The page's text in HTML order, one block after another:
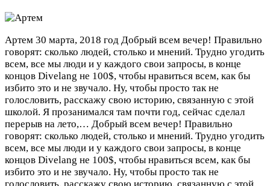
Артем 30 марта, 2018 год Добрый всем вечер! Правильно
говорят: сколько людей, столько и мнений. Трудно угодить
всем, все мы люди и у каждого свои запросы, в конце
концов Divelang не 100$, чтобы нравиться всем, как бы
избито это и не звучало. Ну, чтобы просто так не
голословить, расскажу свою историю, связанную с этой
школой. Я прозанимался там почти год, сейчас сделал
перерыв на лето,… Добрый всем вечер! Правильно
говорят: сколько людей, столько и мнений. Трудно угодить
всем, все мы люди и у каждого свои запросы, в конце
концов Divelang не 100$, чтобы нравиться всем, как бы
избито это и не звучало. Ну, чтобы просто так не
голословить, расскажу свою историю, связанную с этой